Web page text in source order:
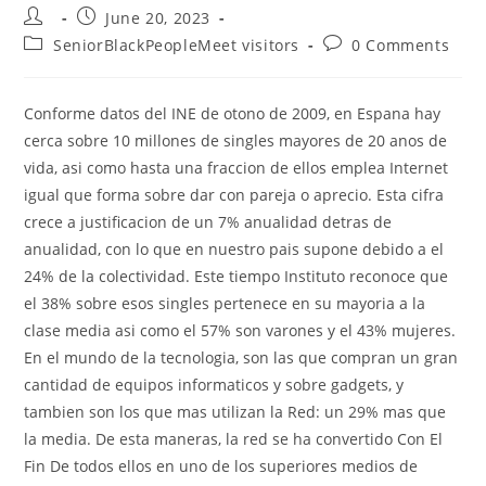
Post
author:
Post
published:
June 20, 2023
PostSeniorBlackPeopleMeet visitors
Post0 Comments
Conforme datos del INE de otono de 2009, en Espana hay
cerca sobre 10 millones de singles mayores de 20 anos de
vida, asi­ como hasta una fraccion de ellos emplea Internet
igual que forma sobre dar con pareja o aprecio. Esta cifra
crece a justificacion de un 7% anualidad detras de
anualidad, con lo que en nuestro pais supone debido a el
24% de la colectividad. Este tiempo Instituto reconoce que
el 38% sobre esos singles pertenece en su mayoria a la
clase media asi­ como el 57% son varones y el 43% mujeres.
En el mundo de la tecnologia, son las que compran un gran
cantidad de equipos informaticos y sobre gadgets, y
tambien son los que mas utilizan la Red: un 29% mas que
la media. De esta maneras, la red se ha convertido Con El
Fin De todos ellos en uno de los superiores medios de